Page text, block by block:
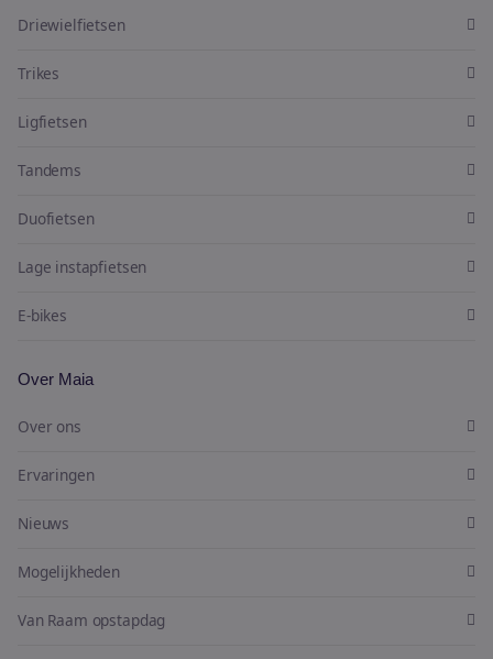
Driewielfietsen
Trikes
Ligfietsen
Tandems
Duofietsen
Lage instapfietsen
E-bikes
Over Maia
Over ons
Ervaringen
Nieuws
Mogelijkheden
Van Raam opstapdag